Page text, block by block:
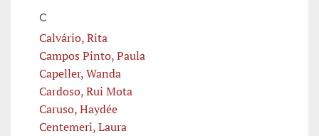
C
Calvário, Rita
Campos Pinto, Paula
Capeller, Wanda
Cardoso, Rui Mota
Caruso, Haydée
Centemeri, Laura